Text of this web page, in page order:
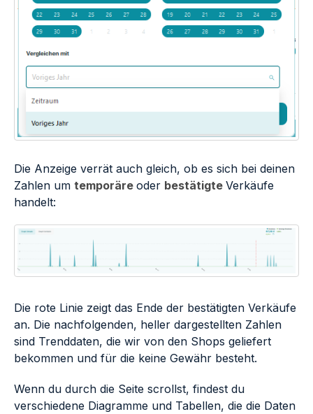
Die Anzeige verrät auch gleich, ob es sich bei deinen
Zahlen um temporäre oder bestätigte Verkäufe
handelt:
Die rote Linie zeigt das Ende der bestätigten Verkäufe
an. Die nachfolgenden, heller dargestellten Zahlen
sind Trenddaten, die wir von den Shops geliefert
bekommen und für die keine Gewähr besteht.
Wenn du durch die Seite scrollst, findest du
verschiedene Diagramme und Tabellen, die die Daten